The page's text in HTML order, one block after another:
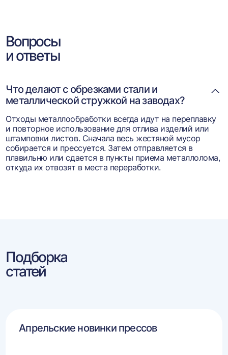
Вопросы
и ответы
Что делают с обрезками стали и
металлической стружкой на заводах?
Отходы металлообработки всегда идут на переплавку
и повторное использование для отлива изделий или
штамповки листов. Сначала весь жестяной мусор
собирается и прессуется. Затем отправляется в
плавильню или сдается в пункты приема металлолома,
откуда их отвозят в места переработки.
Подборка
статей
Апрельские новинки прессов